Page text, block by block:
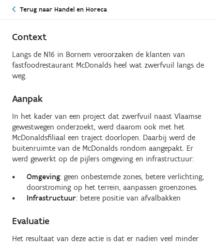
Terug naar Handel en Horeca
Context
Langs de N16 in Bornem veroorzaken de klanten van
fastfoodrestaurant McDonalds heel wat zwerfvuil langs de
weg.
Aanpak
In het kader van een project dat zwerfvuil naast Vlaamse
gewestwegen onderzoekt, werd daarom ook met het
McDonaldsfiliaal een traject doorlopen. Daarbij werd de
buitenruimte van de McDonalds rondom aangepakt. Er
werd gewerkt op de pijlers omgeving en infrastructuur:
Omgeving: geen onbestemde zones, betere verlichting,
doorstroming op het terrein, aanpassen groenzones.
Infrastructuur: betere positie van afvalbakken
Evaluatie
Het resultaat van deze actie is dat er nadien veel minder